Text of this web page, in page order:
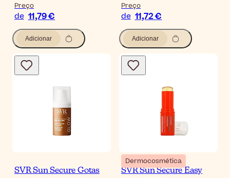
Preço
de 11,79 €
Adicionar
Preço
de 11,72 €
Adicionar
SVR Sun Secure Gotas
Dermocosmética
SVR Sun Secure Easy